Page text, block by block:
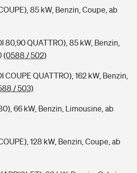
85 kW, Benzin, Coupe, ab
80,90 QUATTRO), 85 kW, Benzin,
(0588 / 502)
COUPE QUATTRO), 162 kW, Benzin,
/ 503)
66 kW, Benzin, Limousine, ab
128 kW, Benzin, Coupe, ab